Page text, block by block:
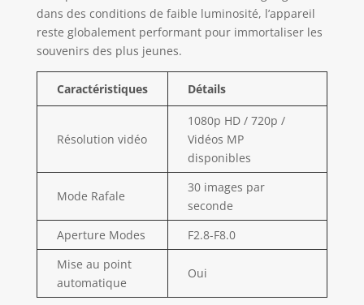
niveau offrent plus
de fonctions,
originale,
vidéo, la lecture, la
prise de vue en
rafale, le
retardateur, 4
filtres classiques,
12 cadres de
bande dessinée
mignons, 12
langues
disponibles. qui
dans des conditions de faible luminosité, l’appareil
reste globalement performant pour immortaliser les
souvenirs des plus jeunes.
Caractéristiques Détails
Résolution vidéo
1080p HD / 720p /
Vidéos MP
disponibles
Mode Rafale
30 images par
seconde
Aperture Modes
F2.8-F8.0
Mise au point
automatique
Oui